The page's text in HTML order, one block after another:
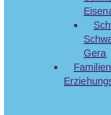
Gera